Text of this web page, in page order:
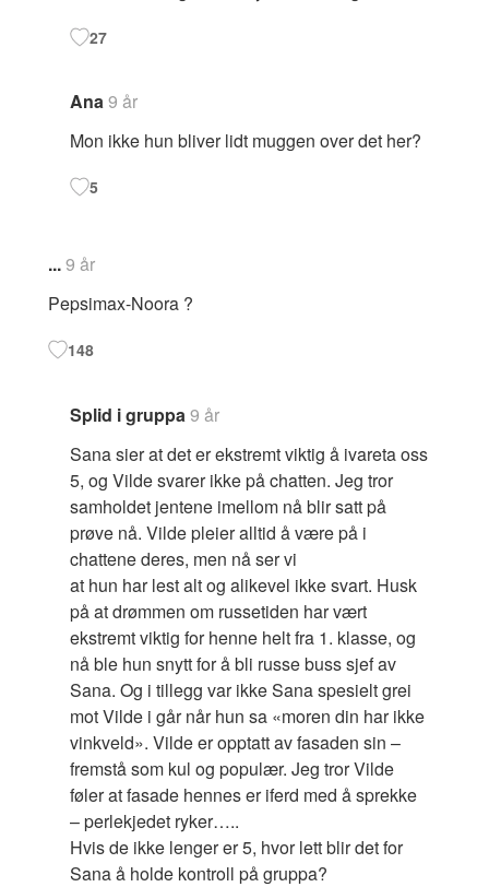
27
Ana9 år
Mon ikke hun bliver lidt muggen over det her?
5
...9 år
Pepsimax-Noora ?
148
Splid i gruppa9 år
Sana sier at det er ekstremt viktig å ivareta oss
5, og Vilde svarer ikke på chatten. Jeg tror
samholdet jentene imellom nå blir satt på
prøve nå. Vilde pleier alltid å være på i
chattene deres, men nå ser vi
at hun har lest alt og alikevel ikke svart. Husk
på at drømmen om russetiden har vært
ekstremt viktig for henne helt fra 1. klasse, og
nå ble hun snytt for å bli russe buss sjef av
Sana. Og i tillegg var ikke Sana spesielt grei
mot Vilde i går når hun sa «moren din har ikke
vinkveld». Vilde er opptatt av fasaden sin –
fremstå som kul og populær. Jeg tror Vilde
føler at fasade hennes er iferd med å sprekke
– perlekjedet ryker…..
Hvis de ikke lenger er 5, hvor lett blir det for
Sana å holde kontroll på gruppa?